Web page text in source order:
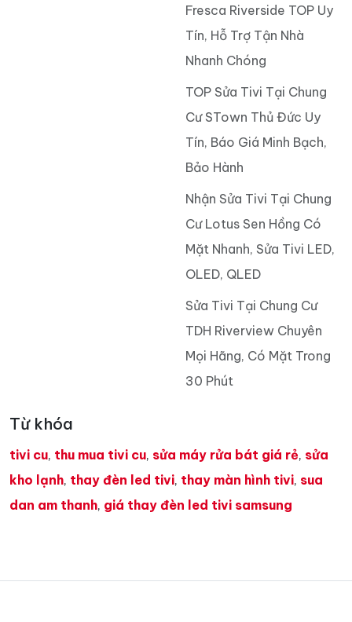
Fresca Riverside TOP Uy
Tín, Hỗ Trợ Tận Nhà
Nhanh Chóng
TOP Sửa Tivi Tại Chung
Cư STown Thủ Đức Uy
Tín, Báo Giá Minh Bạch,
Bảo Hành
Nhận Sửa Tivi Tại Chung
Cư Lotus Sen Hồng Có
Mặt Nhanh, Sửa Tivi LED,
OLED, QLED
Sửa Tivi Tại Chung Cư
TDH Riverview Chuyên
Mọi Hãng, Có Mặt Trong
30 Phút
Từ khóa
tivi cu, thu mua tivi cu, sửa máy rửa bát giá rẻ, sửa
kho lạnh, thay đèn led tivi, thay màn hình tivi, sua
dan am thanh, giá thay đèn led tivi samsung